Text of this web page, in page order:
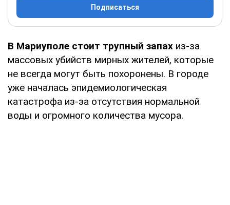
Подписаться
В Мариуполе стоит трупный запах из-за
массовых убийств мирных жителей, которые
не всегда могут быть похоронены. В городе
уже началась эпидемиологическая
катастрофа из-за отсутствия нормальной
воды и огромного количества мусора.